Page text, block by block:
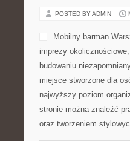
POSTED BY ADMIN
Mobilny barman
imprezy
budowaniu
miejsce stworzone dla
najwyższy poziom
stronie można znaleźć
oraz tworzeniem